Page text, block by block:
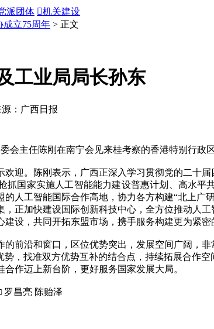
派团体 机关建设
成立75周年 > 正文
工业局局长孙东
：广西日报
主任陈刚在南宁会见来桂考察的香港特别行政
。陈刚表示，广西正深入学习贯彻党的二十届
抓国家实施人工智能能力建设普惠计划、高水
人工智能国际合作高地，协力各方构建“北上
正加快建设国际创新科技中心，全方位推动人
设，共同开拓东盟市场，携手服务构建更为紧
沿和窗口，区位优势突出，发展空间广阔，
势，找准双方优势互补的结合点，持续拓展合作
作迈上新台阶，更好服务国家发展大局。
昌亮 陈贻泽